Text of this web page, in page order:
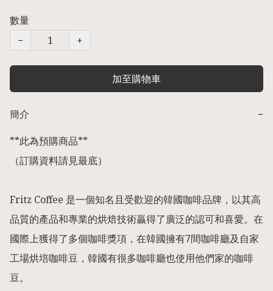
數量
−
+
加至購物車
簡介
−
**此為預購商品**
（訂購資料請見最底）
Fritz Coffee 是一個知名且受歡迎的韓國咖啡品牌，以其高
品質的產品和專業的烘焙技術贏得了廣泛的認可和喜愛。在
國際上獲得了多個咖啡獎項，在韓國擁有7間咖啡廳及自家
工場烘培咖啡豆，韓國有很多咖啡廳也使用他們家的咖啡
豆。